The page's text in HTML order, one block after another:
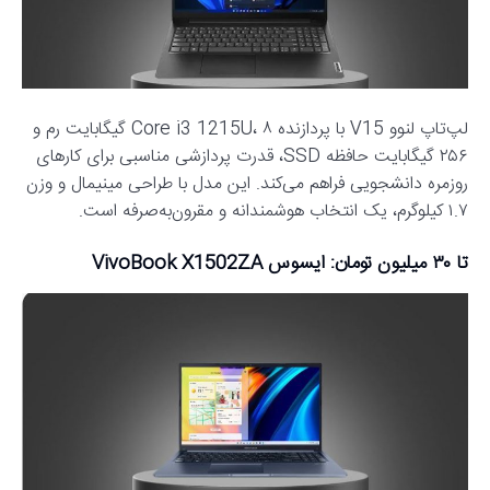
لپ‌تاپ لنوو V15 با پردازنده Core i3 1215U، ۸ گیگابایت رم و
۲۵۶ گیگابایت حافظه SSD، قدرت پردازشی مناسبی برای کارهای
روزمره دانشجویی فراهم می‌کند. این مدل با طراحی مینیمال و وزن
۱.۷ کیلوگرم، یک انتخاب هوشمندانه و مقرون‌به‌صرفه است.
تا ۳۰ میلیون تومان: ایسوس VivoBook X1502ZA